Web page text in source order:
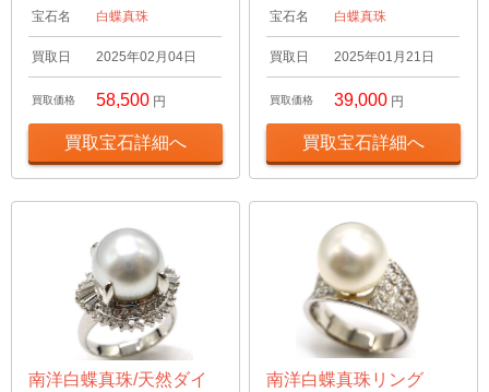
宝石名 白蝶真珠
買取日 2025年02月04日
買取価格 58,500 円
買取宝石詳細へ
宝石名 白蝶真珠
買取日 2025年01月21日
買取価格 39,000 円
買取宝石詳細へ
南洋白蝶真珠/天然ダイ
南洋白蝶真珠リング